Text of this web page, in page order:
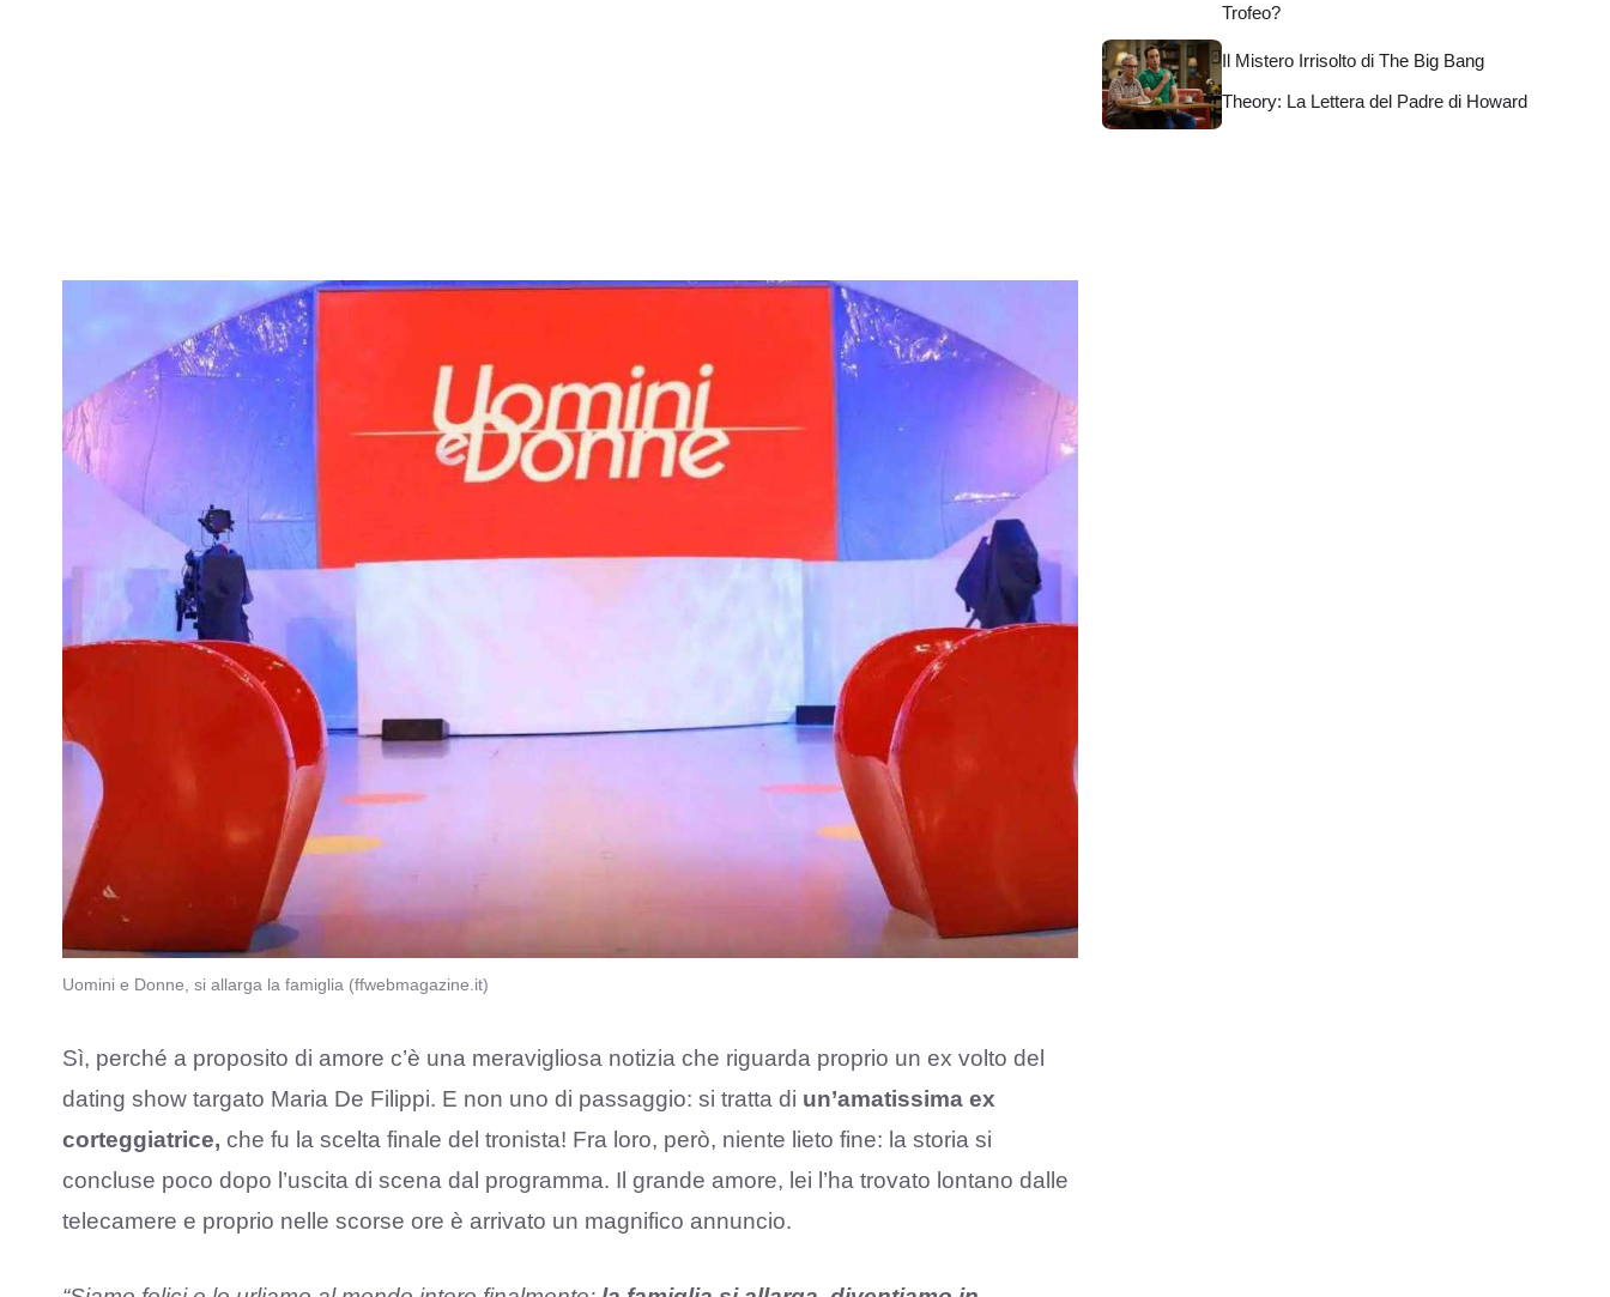
Uomini e Donne, si allarga la famiglia (ffwebmagazine.it)
Sì, perché a proposito di amore c’è una meravigliosa notizia che riguarda proprio un ex volto del
dating show targato Maria De Filippi. E non uno di passaggio: si tratta di un’amatissima ex
corteggiatrice, che fu la scelta finale del tronista! Fra loro, però, niente lieto fine: la storia si
concluse poco dopo l’uscita di scena dal programma. Il grande amore, lei l’ha trovato lontano dalle
telecamere e proprio nelle scorse ore è arrivato un magnifico annuncio.
Trofeo?
Il Mistero Irrisolto di The Big Bang
Theory: La Lettera del Padre di Howard